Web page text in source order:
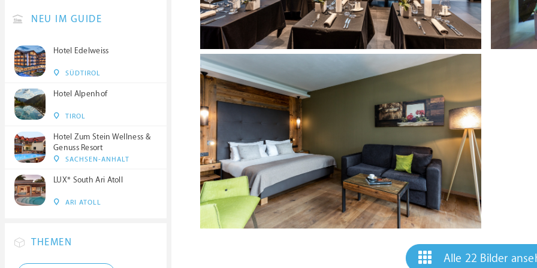
Alle 22 Bilder
NEU IM GUIDE
Hotel Edelweiss
SÜDTIROL
Hotel Alpenhof
TIROL
Hotel Zum Stein Wellness &
Genuss Resort
SACHSEN-ANHALT
LUX* South Ari Atoll
ARI ATOLL
THEMEN